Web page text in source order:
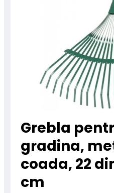
Grebla
gradina,
coada, 22
cm